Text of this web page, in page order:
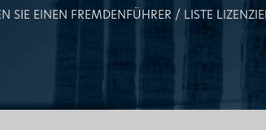
SIE EINEN FREMDENFÜHRER LISTE